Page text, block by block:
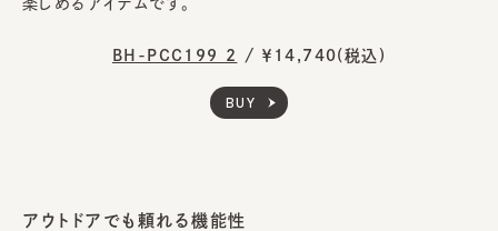
楽しめるアイテムです。
BH-PCC199 2 / ￥14,740(税込)
BUY
アウトドアでも頼れる機能性